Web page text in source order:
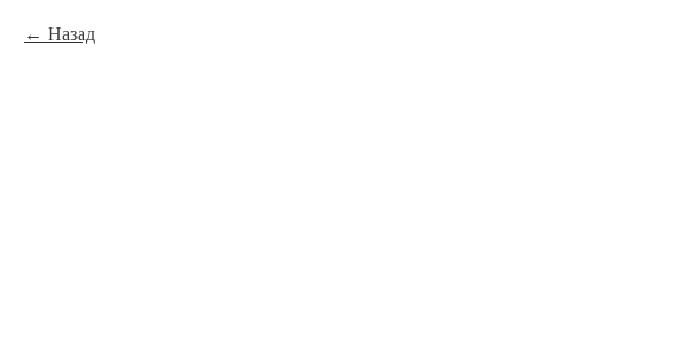
Назад